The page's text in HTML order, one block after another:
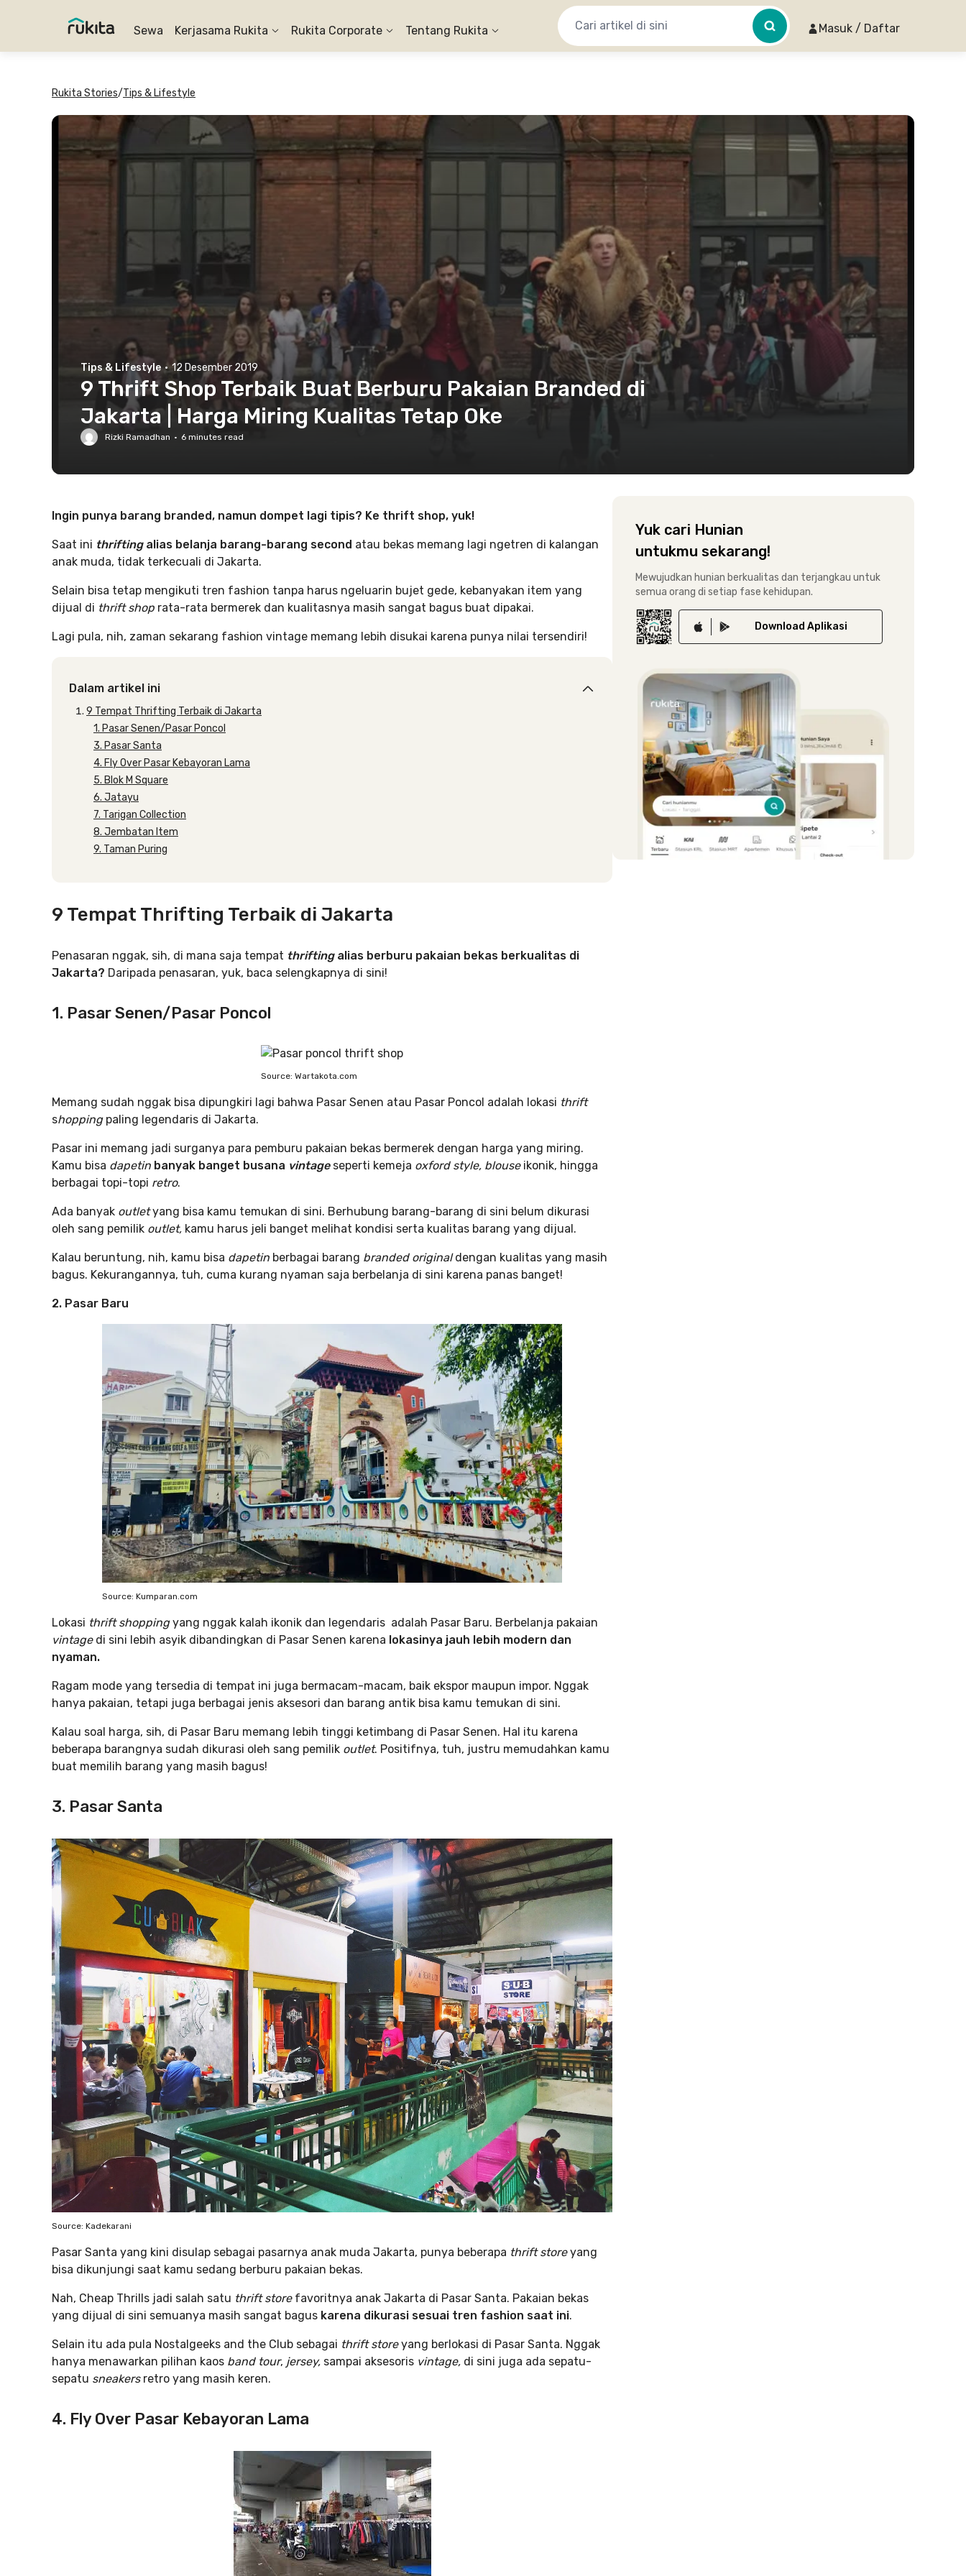
Sewa Kerjasama Rukita Rukita Corporate Tentang Rukita Masuk / Daftar
Rukita Stories/Tips & Lifestyle
Tips & Lifestyle · 12 Desember 2019
9 Thrift Shop Terbaik Buat Berburu Pakaian Branded di
Jakarta | Harga Miring Kualitas Tetap Oke
Rizki Ramadhan · 6 minutes read
Ingin punya barang branded, namun dompet lagi tipis? Ke thrift shop, yuk!
Saat ini thriftingalias belanja barang-barang second atau bekas memang lagi ngetren di kalangan
anak muda, tidak terkecuali di Jakarta.
Selain bisa tetap mengikuti tren fashion tanpa harus ngeluarin bujet gede, kebanyakan item yang
dijual di thrift shop rata-rata bermerek dan kualitasnya masih sangat bagus buat dipakai.
Lagi pula, nih, zaman sekarang fashion vintage memang lebih disukai karena punya nilai tersendiri!
Dalam artikel ini
9 Tempat Thrifting Terbaik di Jakarta
1. Pasar Senen/Pasar Poncol
3. Pasar Santa
4. Fly Over Pasar Kebayoran Lama
5. Blok M Square
6. Jatayu
7. Tarigan Collection
8. Jembatan Item
9. Taman Puring
9 Tempat Thrifting Terbaik di Jakarta
Penasaran nggak, sih, di mana saja tempat thrifting alias berburu pakaian bekas berkualitas di
Jakarta? Daripada penasaran, yuk, baca selengkapnya di sini!
1. Pasar Senen/Pasar Poncol
Source: Wartakota.com
Memang sudah nggak bisa dipungkiri lagi bahwa Pasar Senen atau Pasar Poncol adalah lokasi thrift
shoppingpaling legendaris di Jakarta.
Pasar ini memang jadi surganya para pemburu pakaian bekas bermerek dengan harga yang miring.
Kamu bisa dapetin banyak banget busana vintage seperti kemeja oxford style, blouseikonik, hingga
berbagai topi-topi retro.
Ada banyak outletyang bisa kamu temukan di sini. Berhubung barang-barang di sini belum dikurasi
oleh sang pemilik outlet, kamu harus jeli banget melihat kondisi serta kualitas barang yang dijual.
Kalau beruntung, nih, kamu bisa dapetin berbagai barang branded originaldengan kualitas yang masih
bagus. Kekurangannya, tuh, cuma kurang nyaman saja berbelanja di sini karena panas banget!
2. Pasar Baru
Source: Kumparan.com
Lokasi thrift shoppingyang nggak kalah ikonik dan legendaris adalah Pasar Baru. Berbelanja pakaian
vintage di sini lebih asyik dibandingkan di Pasar Senen karena lokasinya jauh lebih modern dan
nyaman.
Ragam mode yang tersedia di tempat ini juga bermacam-macam, baik ekspor maupun impor. Nggak
hanya pakaian, tetapi juga berbagai jenis aksesori dan barang antik bisa kamu temukan di sini.
Kalau soal harga, sih, di Pasar Baru memang lebih tinggi ketimbang di Pasar Senen. Hal itu karena
beberapa barangnya sudah dikurasi oleh sang pemilik outlet. Positifnya, tuh, justru memudahkan kamu
buat memilih barang yang masih bagus!
3. Pasar Santa
Source: Kadekarani
Pasar Santa yang kini disulap sebagai pasarnya anak muda Jakarta, punya beberapa thrift storeyang
bisa dikunjungi saat kamu sedang berburu pakaian bekas.
Nah, Cheap Thrills jadi salah satu thrift store favoritnya anak Jakarta di Pasar Santa. Pakaian bekas
yang dijual di sini semuanya masih sangat bagus karena dikurasi sesuai tren fashion saat ini.
Selain itu ada pula Nostalgeeks and the Club sebagai thrift storeyang berlokasi di Pasar Santa. Nggak
hanya menawarkan pilihan kaos band tour, jersey, sampai aksesoris vintage, di sini juga ada sepatu-
sepatu sneakers retro yang masih keren.
4. Fly Over Pasar Kebayoran Lama
Yuk cari Hunian
untukmu sekarang!
Mewujudkan hunian berkualitas dan terjangkau untuk
semua orang di setiap fase kehidupan.
Download Aplikasi